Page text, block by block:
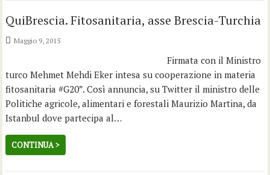
QuiBrescia. Fitosanitaria, asse Brescia-Turchia
Maggio 9, 2015
Firmata con il Ministro
turco Mehmet Mehdi Eker intesa su cooperazione in materia
fitosanitaria #G20”. Così annuncia, su Twitter il ministro delle
Politiche agricole, alimentari e forestali Maurizio Martina, da
Istanbul dove partecipa al…
CONTINUA >